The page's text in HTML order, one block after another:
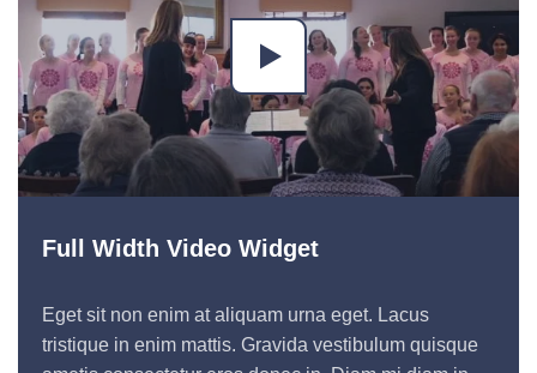
Full Width Video Widget
Eget sit non enim at aliquam urna eget. Lacus
tristique in enim mattis. Gravida vestibulum quisque